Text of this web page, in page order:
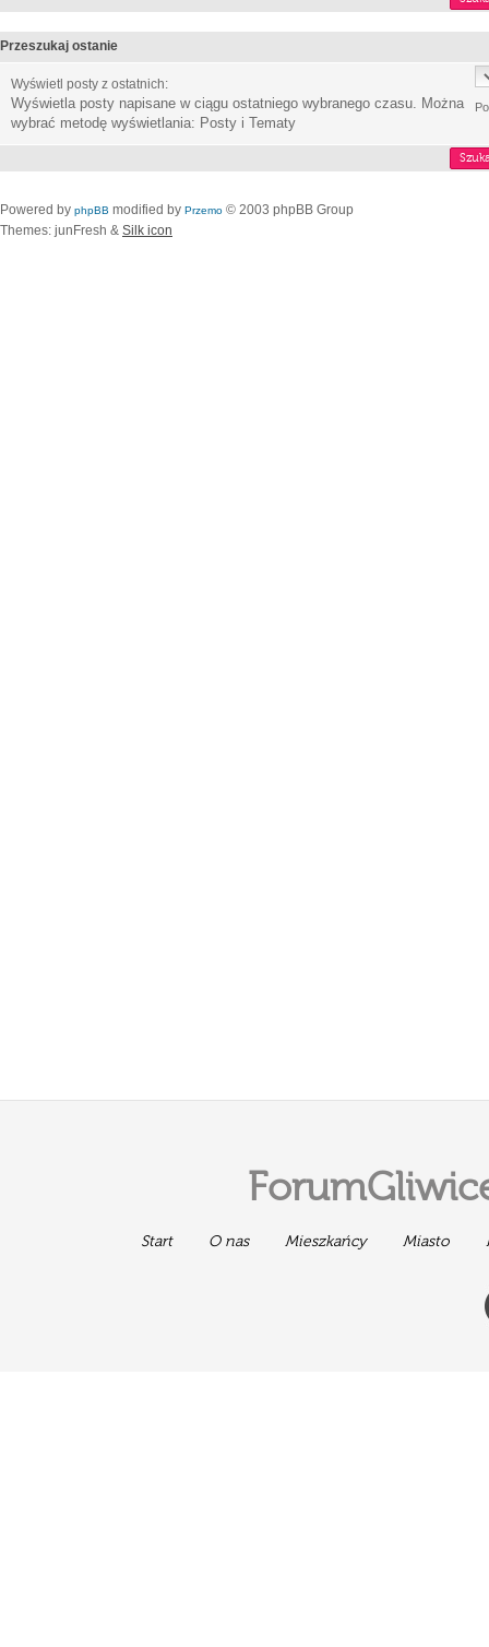
Przeszukaj ostanie
Wyświetl posty z ostatnich:
Wyświetla posty napisane w ciągu ostatniego wybranego czasu. Można
wybrać metodę wyświetlania: Posty i Tematy
Powered by phpBB modified by Przemo © 2003 phpBB Group
Themes: junFresh & Silk icon
Start O nas Mieszkańcy Miasto